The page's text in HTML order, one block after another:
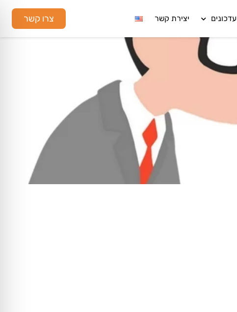
עדכונים יצירת קשר צרו קשר